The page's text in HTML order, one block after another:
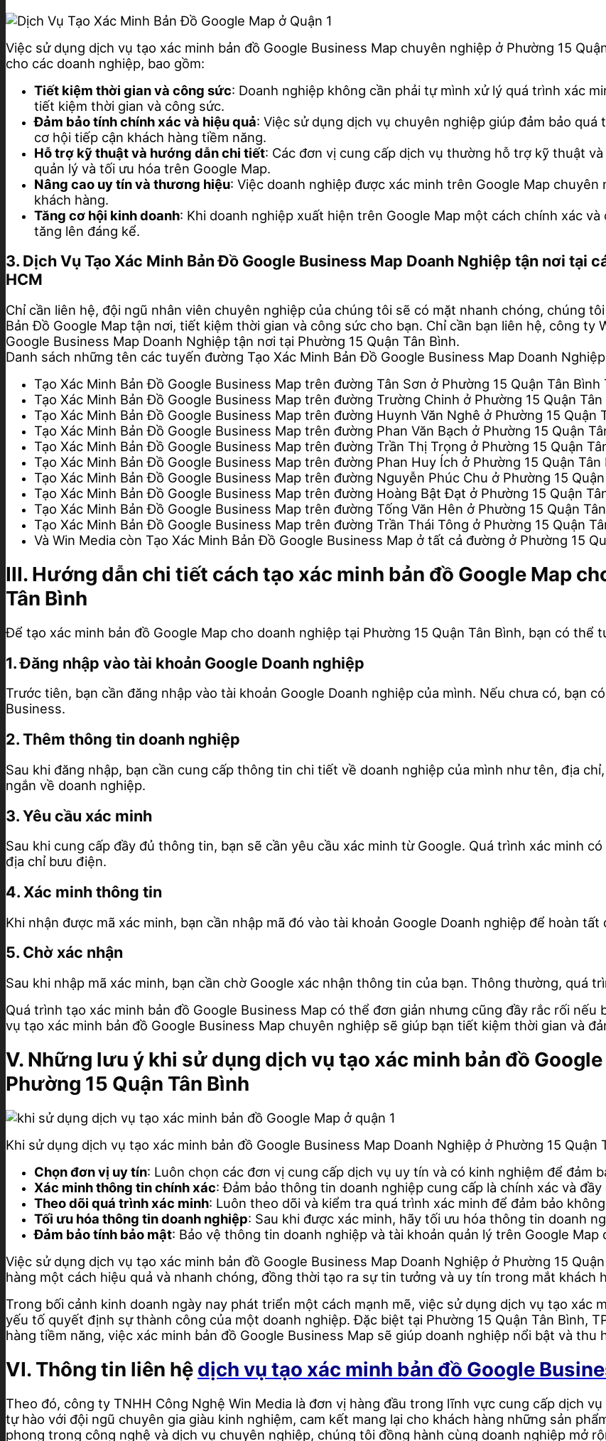
Việc sử dụng dịch vụ tạo xác minh bản đồ Google Business Map chuyên nghiệp ở Phường 15
cho các doanh nghiệp, bao gồm:
Tiết kiệm thời gian và công sức: Doanh nghiệp không cần phải tự mình xử lý quá trình xác
tiết kiệm thời gian và công sức.
Đảm bảo tính chính xác và hiệu quả: Việc sử dụng dịch vụ chuyên nghiệp giúp đảm bảo
cơ hội tiếp cận khách hàng tiềm năng.
Hỗ trợ kỹ thuật và hướng dẫn chi tiết: Các đơn vị cung cấp dịch vụ thường hỗ trợ kỹ thuật
quản lý và tối ưu hóa trên Google Map.
Nâng cao uy tín và thương hiệu: Việc doanh nghiệp được xác minh trên Google Map
khách hàng.
Tăng cơ hội kinh doanh: Khi doanh nghiệp xuất hiện trên Google Map một cách chính xác
tăng lên đáng kể.
3. Dịch Vụ Tạo Xác Minh Bản Đồ Google Business Map Doanh Nghiệp tận nơi tại
HCM
Chỉ cần liên hệ, đội ngũ nhân viên chuyên nghiệp của chúng tôi sẽ có mặt nhanh chóng, chúng
Bản Đồ Google Map tận nơi, tiết kiệm thời gian và công sức cho bạn. Chỉ cần bạn liên hệ, công ty
Google Business Map Doanh Nghiệp tận nơi tại Phường 15 Quận Tân Bình.
Danh sách những tên các tuyến đường Tạo Xác Minh Bản Đồ Google Business Map Doanh
Tạo Xác Minh Bản Đồ Google Business Map trên đường Tân Sơn ở Phường 15 Quận Tân Bình
Tạo Xác Minh Bản Đồ Google Business Map trên đường Trường Chinh ở Phường 15 Quận Tân
Tạo Xác Minh Bản Đồ Google Business Map trên đường Huynh Văn Nghê ở Phường 15 Quận
Tạo Xác Minh Bản Đồ Google Business Map trên đường Phan Văn Bạch ở Phường 15 Quận
Tạo Xác Minh Bản Đồ Google Business Map trên đường Trần Thị Trọng ở Phường 15 Quận
Tạo Xác Minh Bản Đồ Google Business Map trên đường Phan Huy Ích ở Phường 15 Quận Tân
Tạo Xác Minh Bản Đồ Google Business Map trên đường Nguyễn Phúc Chu ở Phường 15
Tạo Xác Minh Bản Đồ Google Business Map trên đường Hoàng Bật Đạt ở Phường 15 Quận
Tạo Xác Minh Bản Đồ Google Business Map trên đường Tống Văn Hên ở Phường 15 Quận
Tạo Xác Minh Bản Đồ Google Business Map trên đường Trần Thái Tông ở Phường 15 Quận
Và Win Media còn Tạo Xác Minh Bản Đồ Google Business Map ở tất cả đường ở Phường 15
III. Hướng dẫn chi tiết cách tạo xác minh bản đồ Google Map
Tân Bình
Để tạo xác minh bản đồ Google Map cho doanh nghiệp tại Phường 15 Quận Tân Bình, bạn có thể
1. Đăng nhập vào tài khoản Google Doanh nghiệp
Trước tiên, bạn cần đăng nhập vào tài khoản Google Doanh nghiệp của mình. Nếu chưa có, bạn
Business.
2. Thêm thông tin doanh nghiệp
Sau khi đăng nhập, bạn cần cung cấp thông tin chi tiết về doanh nghiệp của mình như tên, địa
ngắn về doanh nghiệp.
3. Yêu cầu xác minh
Sau khi cung cấp đầy đủ thông tin, bạn sẽ cần yêu cầu xác minh từ Google. Quá trình xác minh
địa chỉ bưu điện.
4. Xác minh thông tin
Khi nhận được mã xác minh, bạn cần nhập mã đó vào tài khoản Google Doanh nghiệp để hoàn tất
5. Chờ xác nhận
Sau khi nhập mã xác minh, bạn cần chờ Google xác nhận thông tin của bạn. Thông thường, quá
Quá trình tạo xác minh bản đồ Google Business Map có thể đơn giản nhưng cũng đầy rắc rối
vụ tạo xác minh bản đồ Google Business Map chuyên nghiệp sẽ giúp bạn tiết kiệm thời gian và
V. Những lưu ý khi sử dụng dịch vụ tạo xác minh bản đồ
Phường 15 Quận Tân Bình
Khi sử dụng dịch vụ tạo xác minh bản đồ Google Business Map Doanh Nghiệp ở Phường 15 Quận
Chọn đơn vị uy tín: Luôn chọn các đơn vị cung cấp dịch vụ uy tín và có kinh nghiệm để đảm
Xác minh thông tin chính xác: Đảm bảo thông tin doanh nghiệp cung cấp là chính xác và
Theo dõi quá trình xác minh: Luôn theo dõi và kiểm tra quá trình xác minh để đảm bảo
Tối ưu hóa thông tin doanh nghiệp: Sau khi được xác minh, hãy tối ưu hóa thông tin doanh
Đảm bảo tính bảo mật: Bảo vệ thông tin doanh nghiệp và tài khoản quản lý trên Google
Việc sử dụng dịch vụ tạo xác minh bản đồ Google Business Map Doanh Nghiệp ở Phường 15
hàng một cách hiệu quả và nhanh chóng, đồng thời tạo ra sự tin tưởng và uy tín trong mắt khách
Trong bối cảnh kinh doanh ngày nay phát triển một cách mạnh mẽ, việc sử dụng dịch vụ tạo xác
yếu tố quyết định sự thành công của một doanh nghiệp. Đặc biệt tại Phường 15 Quận Tân Bình,
hàng tiềm năng, việc xác minh bản đồ Google Business Map sẽ giúp doanh nghiệp nổi bật và thu
VI. Thông tin liên hệ dịch vụ tạo xác minh bản đồ Google
Theo đó, công ty TNHH Công Nghệ Win Media là đơn vị hàng đầu trong lĩnh vực cung cấp dịch
tự hào với đội ngũ chuyên gia giàu kinh nghiệm, cam kết mang lại cho khách hàng những sản
phong trong công nghệ và dịch vụ chuyên nghiệp, chúng tôi đồng hành cùng doanh nghiệp mở